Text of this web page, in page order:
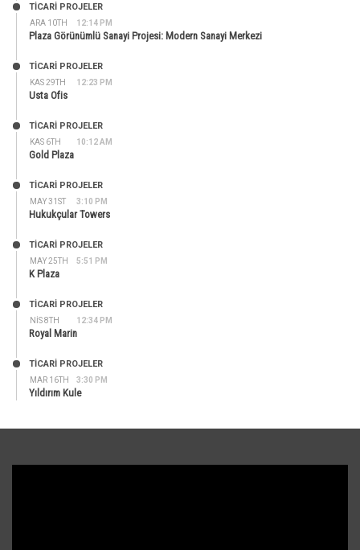
ARA 10TH 12:14 PM
TİCARİ PROJELER
Plaza Görünümlü Sanayi Projesi: Modern Sanayi Merkezi
KAS 29TH 12:23 PM
TİCARİ PROJELER
Usta Ofis
KAS 6TH 10:12 AM
TİCARİ PROJELER
Gold Plaza
MAY 31ST 3:10 PM
TİCARİ PROJELER
Hukukçular Towers
MAY 25TH 5:51 PM
TİCARİ PROJELER
K Plaza
NIS 8TH 12:34 PM
TİCARİ PROJELER
Royal Marin
MAR 16TH 3:30 PM
TİCARİ PROJELER
Yıldırım Kule